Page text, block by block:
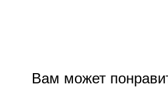
Вам может